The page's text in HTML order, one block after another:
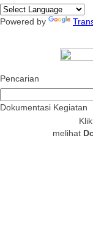
Powered by
Pencarian
Dokumentasi Kegiatan
melihat